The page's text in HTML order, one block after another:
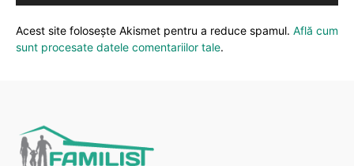
Acest site folosește Akismet pentru a reduce spamul. Află cum
sunt procesate datele comentariilor tale.